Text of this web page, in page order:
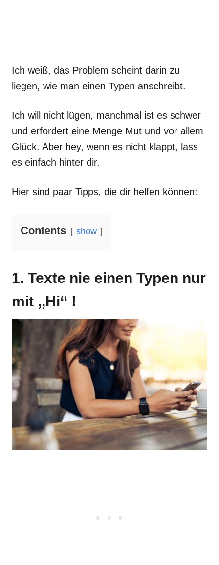
Ich weiß, das Problem scheint darin zu
liegen, wie man einen Typen anschreibt.
Ich will nicht lügen, manchmal ist es schwer
und erfordert eine Menge Mut und vor allem
Glück. Aber hey, wenn es nicht klappt, lass
es einfach hinter dir.
Hier sind paar Tipps, die dir helfen können:
Contents show
1. Texte nie einen Typen nur
mit ,,Hi‘‘ !